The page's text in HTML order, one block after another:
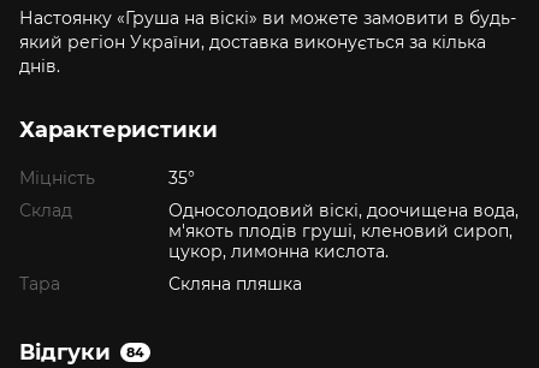
Настоянку «Груша на віскі» ви можете замовити в будь-
який регіон України, доставка виконується за кілька
днів.
Характеристики
Міцність
35°
Склад
Односолодовий віскі, доочищена вода,
м'якоть плодів груші, кленовий сироп,
цукор, лимонна кислота.
Тара
Скляна пляшка
Відгуки 84